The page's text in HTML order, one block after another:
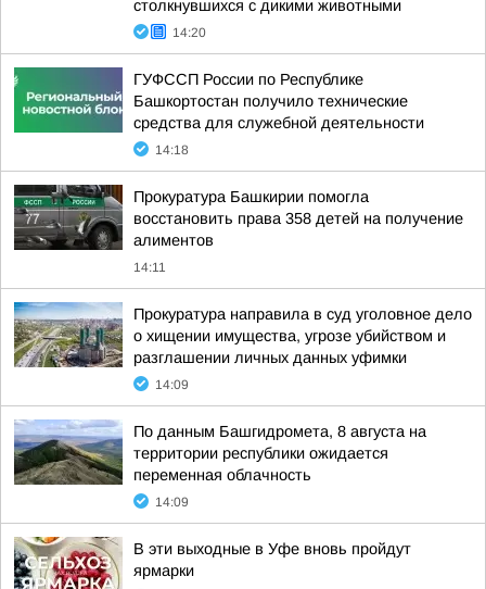
столкнувшихся с дикими животными
14:20
ГУФССП России по Республике
Башкортостан получило технические
средства для служебной деятельности
14:18
Прокуратура Башкирии помогла
восстановить права 358 детей на получение
алиментов
14:11
Прокуратура направила в суд уголовное дело
о хищении имущества, угрозе убийством и
разглашении личных данных уфимки
14:09
По данным Башгидромета, 8 августа на
территории республики ожидается
переменная облачность
14:09
В эти выходные в Уфе вновь пройдут
ярмарки